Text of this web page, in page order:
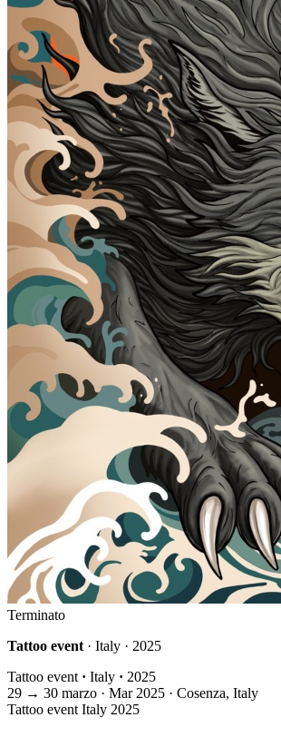
Terminato
Tattoo event · Italy · 2025
Tattoo event · Italy · 2025
29 → 30 marzo · Mar 2025 · Cosenza, Italy
Tattoo event Italy 2025